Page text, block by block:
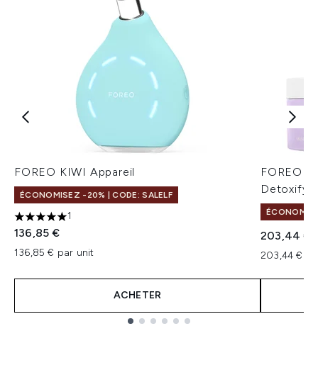
FOREO KIWI Appareil
ÉCONOMISEZ -20% | CODE: SALELF
5 étoiles sur un maximum de 5
1
136,85 €
136,85 € par unit
ACHETER
FOREO
203,44 €
203,44 €